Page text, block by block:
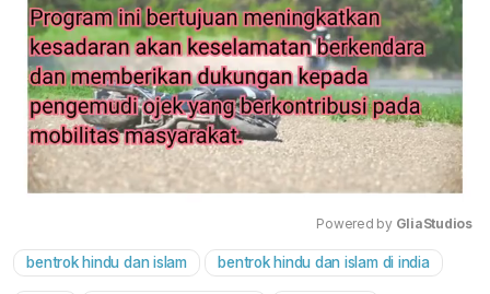
Mute
Powered by GliaStudios
bentrok hindu dan islam bentrok hindu dan islam di india